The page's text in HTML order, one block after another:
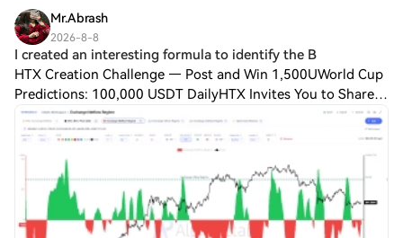
пов'язані з іншими блокчейн-мережами.
Інноваційний кут Grok X полягає в його
стратегічній асоціації з терміном “Grok”,
який викликає зв'язок з передовими
технологіями AI. Хоча AI не вбудовано в
його основні функції, проект
використовує значний вплив і видимість
галузі AI, щоб залучити користувачів і
зміцнити свою присутність у спільноті.
Спільнота, яка керується цією
ініціативою, не лише підвищує взаємодію
з користувачами, але також надає
внутрішню цінність Grok X у все більше
отримані з платформи X, щоб надавати
своєчасні та відповідні відповіді, які
відповідають запитам користувачів. Ця
технічна основа дозволяє Grok X Ai
підтримувати перевагу над
традиційними AI конкурентами. Чат-бот
демонструє два основні режими
особистості: Режим веселощів: У цьому
режимі Grok X Ai залучає користувачів
дотепними жартами та легкими
відповідями, створюючи атмосферу
веселого спілкування. Стандартний
Health? Визначення інвесторів, які стоять
за OmegaX Health, є ще одним викликом,
оскільки деталі про фінансування та
інвестиційні партнерства наразі
недоступні. У світі криптовалют проекти
часто отримують підтримку від
венчурних капітальних компаній,
ангельських інвесторів або через
децентралізовані механізми
фінансування, такі як первинні пропозиції
монет (ICO) або події генерації токенів
(TGE). Інвестори відіграють важливу роль
у розвитку та сталості проектів у
Mr.Abrash
2026-8-8
I created an interesting formula to identify the B
HTX Creation Challenge — Post and Win 1,500UWorld Cup
Predictions: 100,000 USDT DailyHTX Invites You to Share
600K USDT in Gift Packs I created an interesting formula to
identify the Bitcoin Exchange